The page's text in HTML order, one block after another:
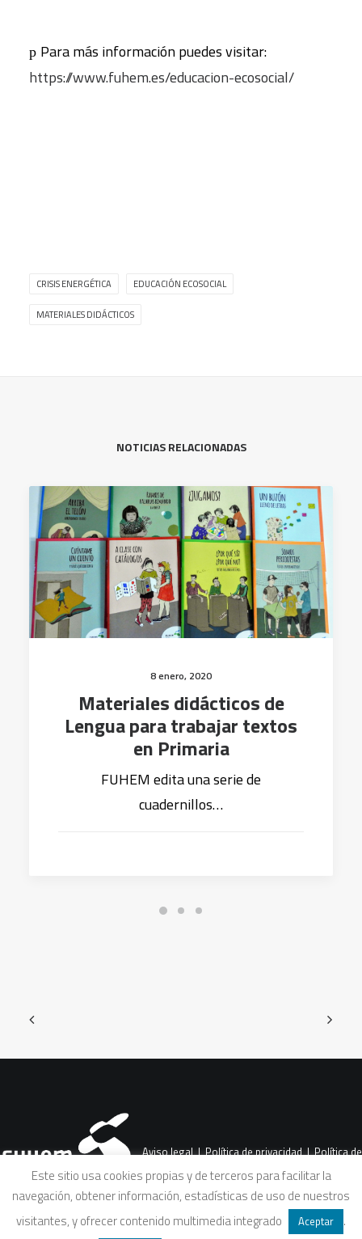
p Para más información puedes visitar:
https://www.fuhem.es/educacion-ecosocial/
CRISIS ENERGÉTICA EDUCACIÓN ECOSOCIAL
MATERIALES DIDÁCTICOS
NOTICIAS RELACIONADAS
8 enero, 2020
Materiales didácticos de
Lengua para trabajar textos
en Primaria
FUHEM edita una serie de
cuadernillos…
Aviso legal|Política de privacidad|Política de
Este sitio usa cookies propias y de terceros para facilitar la
navegación, obtener información, estadísticas de uso de nuestros
visitantes, y ofrecer contenido multimedia integrado
Aceptar .